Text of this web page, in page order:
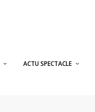
ACTU SPECTACLE